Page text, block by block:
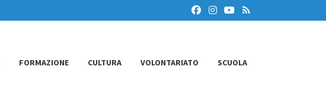
FORMAZIONE CULTURA VOLONTARIATO SCUOLA